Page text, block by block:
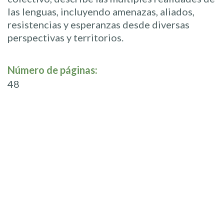
las lenguas, incluyendo amenazas, aliados,
resistencias y esperanzas desde diversas
perspectivas y territorios.
Número de páginas:
48